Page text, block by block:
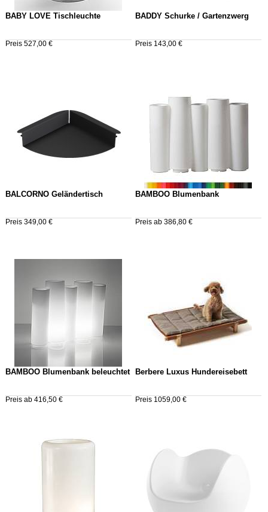
BABY LOVE Tischleuchte
Preis 527,00 €
BADDY Schurke / Gartenzwerg
Preis 143,00 €
BALCORNO Geländertisch
Preis 349,00 €
BAMBOO Blumenbank
Preis ab 386,80 €
BAMBOO Blumenbank beleuchtet
Preis ab 416,50 €
Berbere Luxus Hundereisebett
Preis 1059,00 €